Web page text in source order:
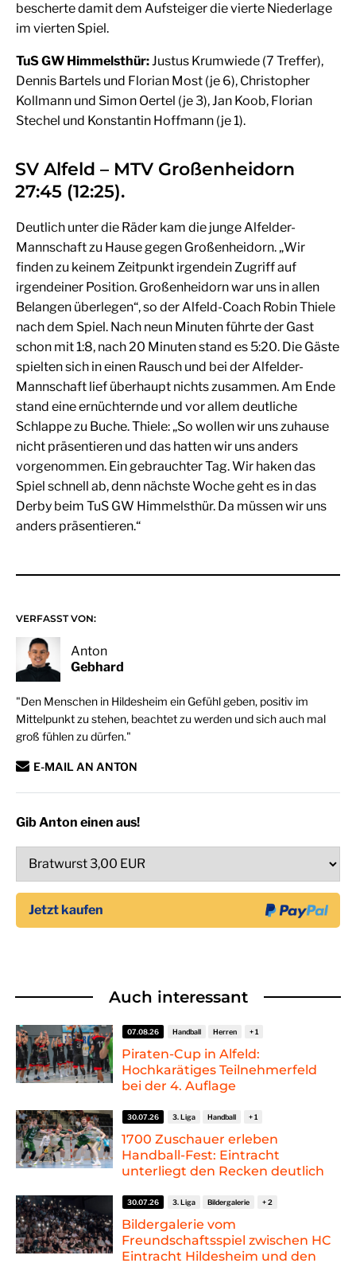
bescherte damit dem Aufsteiger die vierte Niederlage
im vierten Spiel.
TuS GW Himmelsthür:Justus Krumwiede (7 Treffer),
Dennis Bartels und Florian Most (je 6), Christopher
Kollmann und Simon Oertel (je 3), Jan Koob, Florian
Stechel und Konstantin Hoffmann (je 1).
SV Alfeld – MTV Großenheidorn
27:45 (12:25).
Deutlich unter die Räder kam die junge Alfelder-
Mannschaft zu Hause gegen Großenheidorn. „Wir
finden zu keinem Zeitpunkt irgendein Zugriff auf
irgendeiner Position. Großenheidorn war uns in allen
Belangen überlegen“, so der Alfeld-Coach Robin Thiele
nach dem Spiel. Nach neun Minuten führte der Gast
schon mit 1:8, nach 20 Minuten stand es 5:20. Die Gäste
spielten sich in einen Rausch und bei der Alfelder-
Mannschaft lief überhaupt nichts zusammen. Am Ende
stand eine ernüchternde und vor allem deutliche
Schlappe zu Buche. Thiele: „So wollen wir uns zuhause
nicht präsentieren und das hatten wir uns anders
vorgenommen. Ein gebrauchter Tag. Wir haken das
Spiel schnell ab, denn nächste Woche geht es in das
Derby beim TuS GW Himmelsthür. Da müssen wir uns
anders präsentieren.“
VERFASST VON:
Anton
Gebhard
"Den Menschen in Hildesheim ein Gefühl geben, positiv im
Mittelpunkt zu stehen, beachtet zu werden und sich auch mal
groß fühlen zu dürfen."
E-MAIL AN ANTON
Gib Anton einen aus!
Auch interessant
Piraten-Cup in Alfeld:
Hochkarätiges Teilnehmerfeld
bei der 4. Auflage
07.08.26 Handball Herren
1700 Zuschauer erleben
Handball-Fest: Eintracht
unterliegt den Recken deutlich
30.07.26 3. Liga Handball
Bildergalerie vom
Freundschaftsspiel zwischen HC
Eintracht Hildesheim und den
30.07.26 3. Liga Bildergalerie